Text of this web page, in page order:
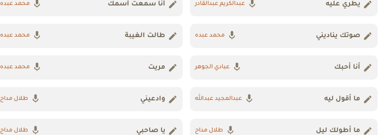
يطري عليه عبدالكريم عبدالقادر أنا سمعت أسمك محمد عبده
صوتك يناديني محمد عبده طالت الغيبة محمد عبده
أنا أحبك عبادي الجوهر مريت محمد عبده
ما أقول ليه عبدالمجيد عبدالله وادعيني طلال مداح
ما أطولك ليل طلال مداح يا صاحبي طلال مداح